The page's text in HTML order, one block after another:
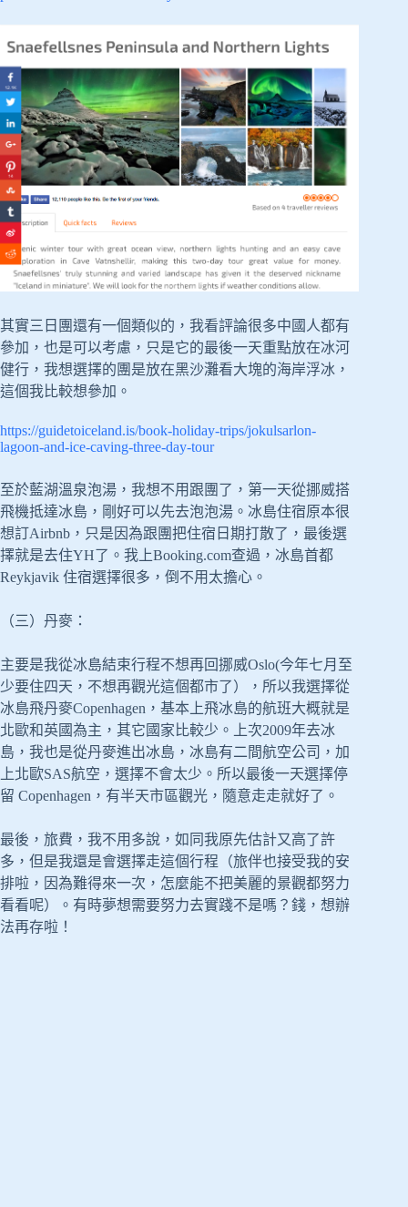
其實三日團還有一個類似的，我看評論很多中國人都有
參加，也是可以考慮，只是它的最後一天重點放在冰河
健行，我想選擇的團是放在黑沙灘看大塊的海岸浮冰，
這個我比較想參加。
https://guidetoiceland.is/book-holiday-trips/jokulsarlon-
lagoon-and-ice-caving-three-day-tour
至於藍湖溫泉泡湯，我想不用跟團了，第一天從挪威搭
飛機抵達冰島，剛好可以先去泡泡湯。冰島住宿原本很
想訂Airbnb，只是因為跟團把住宿日期打散了，最後選
擇就是去住YH了。我上Booking.com查過，冰島首都
Reykjavik 住宿選擇很多，倒不用太擔心。
（三）丹麥：
主要是我從冰島結束行程不想再回挪威Oslo(今年七月至
少要住四天，不想再觀光這個都市了），所以我選擇從
冰島飛丹麥Copenhagen，基本上飛冰島的航班大概就是
北歐和英國為主，其它國家比較少。上次2009年去冰
島，我也是從丹麥進出冰島，冰島有二間航空公司，加
上北歐SAS航空，選擇不會太少。所以最後一天選擇停
留 Copenhagen，有半天市區觀光，隨意走走就好了。
最後，旅費，我不用多說，如同我原先估計又高了許
多，但是我還是會選擇走這個行程（旅伴也接受我的安
排啦，因為難得來一次，怎麼能不把美麗的景觀都努力
看看呢）。有時夢想需要努力去實踐不是嗎？錢，想辦
法再存啦！